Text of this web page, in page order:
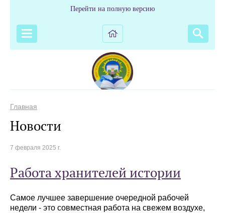
Перейти на полную версию
Главная
Новости
7 февраля 2025 г.
Работа хранителей истории
Самое лучшее завершение очередной рабочей
недели - это совместная работа на свежем воздухе,